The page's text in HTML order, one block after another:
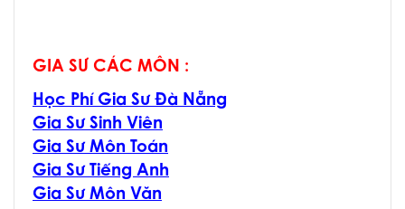
GIA SƯ CÁC MÔN :
Học Phí Gia Sư Đà Nẵng
Gia Sư Sinh Viên
Gia Sư Môn Toán
Gia Sư Tiếng Anh
Gia Sư Môn Văn